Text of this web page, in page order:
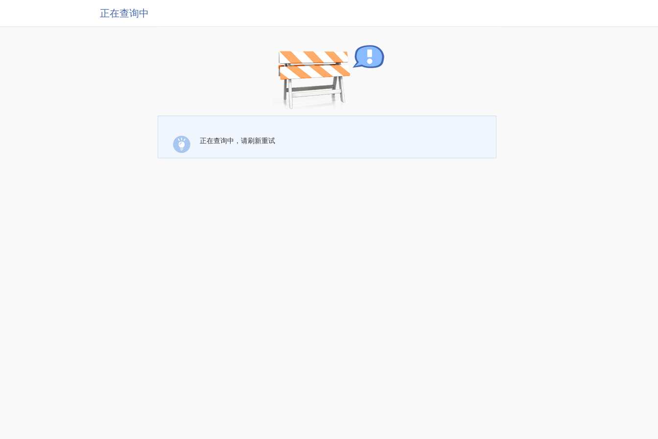
正在查询中
正在查询中，请刷新重试